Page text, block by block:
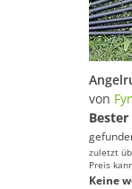
von
Bester
zuletzt
Preis
Keine